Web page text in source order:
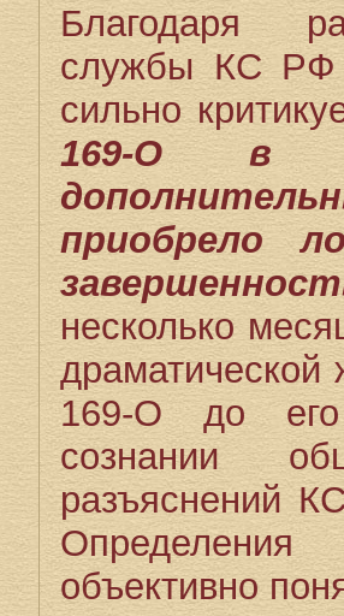
Благодаря
службы КС РФ
сильно
169-О в
приобрело
несколько
169-О до
сознании
разъяснений
объективно